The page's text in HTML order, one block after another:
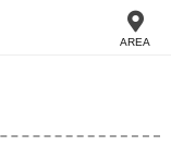
AREA